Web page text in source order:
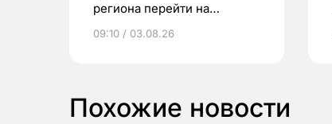
региона перейти на
выиграть призы
09:10 / 03.08.26
Похожие новости